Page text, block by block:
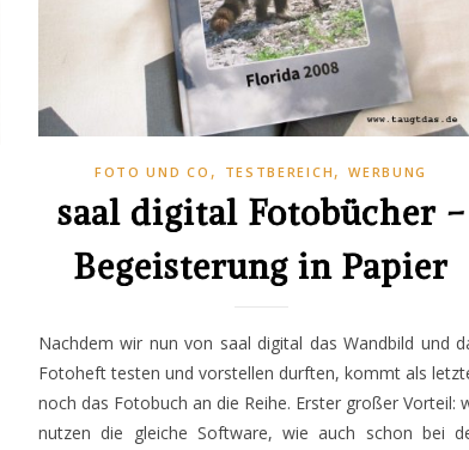
FOTO UND CO , TESTBEREICH ,WERBUNG
saal digital Fotobücher –
Begeisterung in Papier
Nachdem wir nun von saal digital das Wandbild und
Fotoheft testen und vorstellen durften, kommt als
noch das Fotobuch an die Reihe. Erster großer Vorteil:
nutzen die gleiche Software, wie auch schon bei